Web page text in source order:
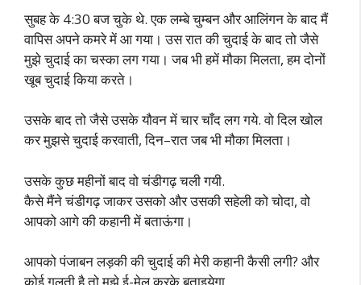
सुबह के 4:30 बज चुके थे. एक लम्बे चुम्बन और आलिंगन के बाद मैं
वापिस अपने कमरे में आ गया। उस रात की चुदाई के बाद तो जैसे
मुझे चुदाई का चस्का लग गया। जब भी हमें मौका मिलता, हम दोनों
खूब चुदाई किया करते।
उसके बाद तो जैसे उसके यौवन में चार चाँद लग गये. वो दिल खोल
कर मुझसे चुदाई करवाती, दिन–रात जब भी मौका मिलता।
उसके कुछ महीनों बाद वो चंडीगढ़ चली गयी.
कैसे मैंने चंडीगढ़ जाकर उसको और उसकी सहेली को चोदा, वो
आपको आगे की कहानी में बताऊंगा।
आपको पंजाबन लड़की की चुदाई की मेरी कहानी कैसी लगी? और